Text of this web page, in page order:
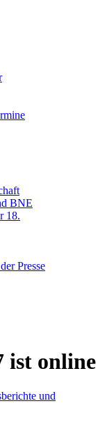
BNE
18.
Presse
ist online
und